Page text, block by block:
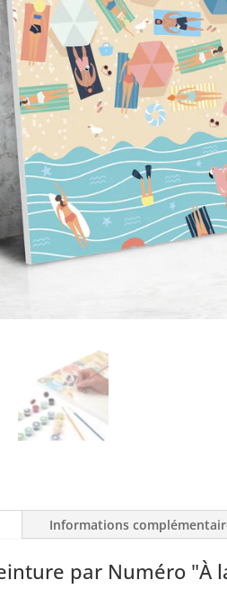
Informations
par Numéro "À